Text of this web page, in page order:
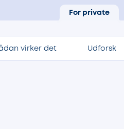
For private
virker det Udforsk